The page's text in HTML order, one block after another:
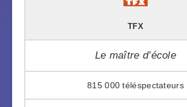
TFX
Le maître d’école
815 000